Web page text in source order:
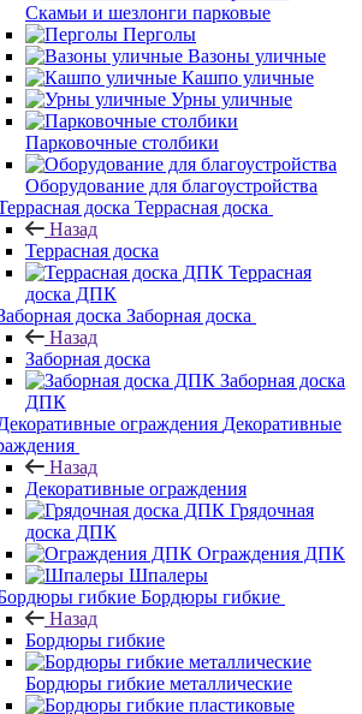
Скамьи и шезлонги парковые
Перголы
Вазоны уличные
Кашпо уличные
Урны уличные
Парковочные столбики
Оборудование для благоустройства
Террасная доска
Назад
Террасная доска
Террасная
доска ДПК
Заборная доска
Назад
Заборная доска
Заборная доска
ДПК
Декоративные
Назад
Декоративные ограждения
Грядочная
доска ДПК
Ограждения ДПК
Шпалеры
Бордюры гибкие
Назад
Бордюры гибкие
Бордюры гибкие металлические